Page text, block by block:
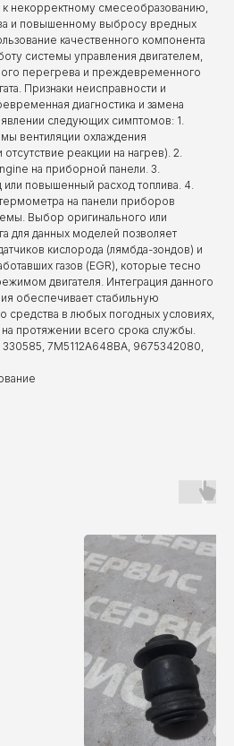
к некорректному смесеобразованию,
и повышенному выбросу вредных
качественного компонента
системы управления двигателем,
перегрева и преждевременного
Признаки неисправности и
диагностика и замена
следующих симптомов: 1.
вентиляции охлаждения
реакции на нагрев). 2.
на приборной панели. 3.
или повышенный расход топлива. 4.
на панели приборов
Выбор оригинального или
для данных моделей позволяет
кислорода (лямбда-зондов) и
газов (EGR), которые тесно
двигателя. Интеграция данного
обеспечивает стабильную
средства в любых погодных условиях,
протяжении всего срока службы.
7M5112A648BA, 9675342080,